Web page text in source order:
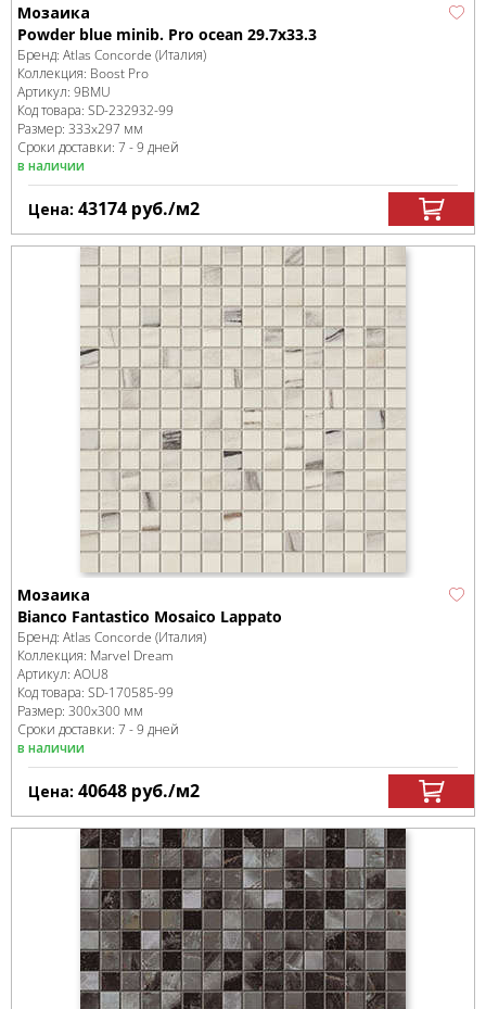
Мозаика
Powder blue minib. Pro ocean 29.7x33.3
Бренд: Atlas Concorde (Италия)
Коллекция: Boost Pro
Артикул: 9BMU
Код товара: SD-232932-99
Размер: 333x297 мм
Сроки доставки: 7 - 9 дней
в наличии
Цена: 43174 руб./м2
Мозаика
Bianco Fantastico Mosaico Lappato
Бренд: Atlas Concorde (Италия)
Коллекция: Marvel Dream
Артикул: AOU8
Код товара: SD-170585-99
Размер: 300x300 мм
Сроки доставки: 7 - 9 дней
в наличии
Цена: 40648 руб./м2